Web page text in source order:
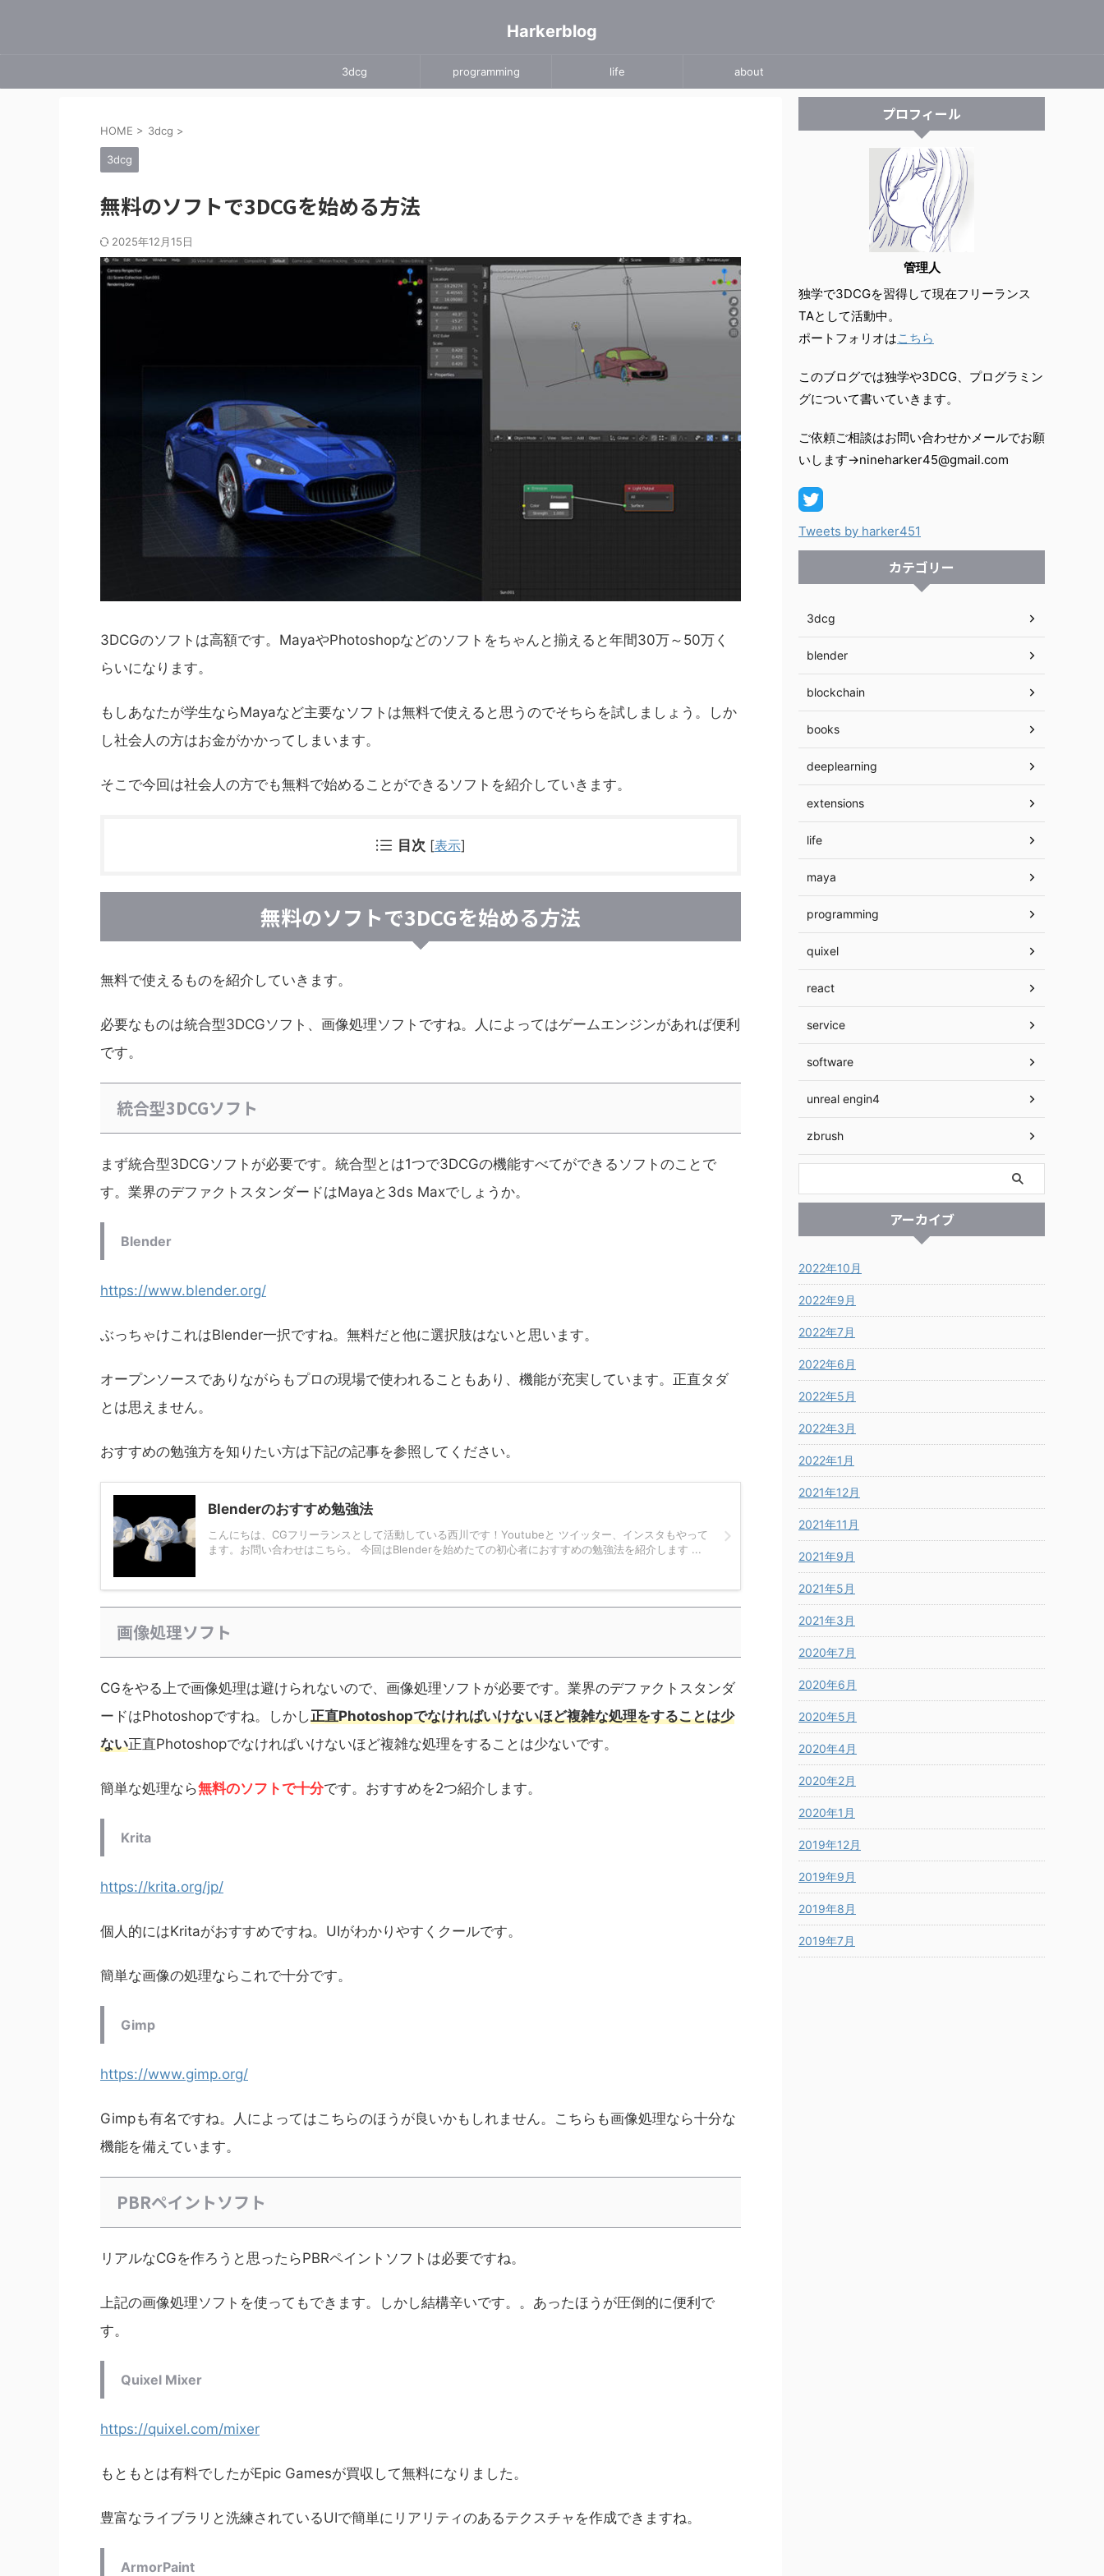
Harkerblog
3dcg programming life about
HOME > 3dcg >
3dcg
無料のソフトで3DCGを始める方法
2025年12月15日
3DCGのソフトは高額です。MayaやPhotoshopなどのソフトをちゃんと揃えると年間30万～50万く
らいになります。
もしあなたが学生ならMayaなど主要なソフトは無料で使えると思うのでそちらを試しましょう。しか
し社会人の方はお金がかかってしまいます。
そこで今回は社会人の方でも無料で始めることができるソフトを紹介していきます。
目次 [表示]
無料のソフトで3DCGを始める方法
無料で使えるものを紹介していきます。
必要なものは統合型3DCGソフト、画像処理ソフトですね。人によってはゲームエンジンがあれば便利
です。
統合型3DCGソフト
まず統合型3DCGソフトが必要です。統合型とは1つで3DCGの機能すべてができるソフトのことで
す。業界のデファクトスタンダードはMayaと3ds Maxでしょうか。
Blender
https://www.blender.org/
ぶっちゃけこれはBlender一択ですね。無料だと他に選択肢はないと思います。
オープンソースでありながらもプロの現場で使われることもあり、機能が充実しています。正直タダ
とは思えません。
おすすめの勉強方を知りたい方は下記の記事を参照してください。
Blenderのおすすめ勉強法
こんにちは、CGフリーランスとして活動している西川です！Youtubeと ツイッター、インスタもやって
ます。お問い合わせはこちら。 今回はBlenderを始めたての初心者におすすめの勉強法を紹介します ...
画像処理ソフト
CGをやる上で画像処理は避けられないので、画像処理ソフトが必要です。業界のデファクトスタンダ
ードはPhotoshopですね。しかし正直Photoshopでなければいけないほど複雑な処理をすることは少
ない正直Photoshopでなければいけないほど複雑な処理をすることは少ないです。
簡単な処理なら無料のソフトで十分です。おすすめを2つ紹介します。
Krita
https://krita.org/jp/
個人的にはKritaがおすすめですね。UIがわかりやすくクールです。
簡単な画像の処理ならこれで十分です。
Gimp
https://www.gimp.org/
Gimpも有名ですね。人によってはこちらのほうが良いかもしれません。こちらも画像処理なら十分な
機能を備えています。
PBRペイントソフト
リアルなCGを作ろうと思ったらPBRペイントソフトは必要ですね。
上記の画像処理ソフトを使ってもできます。しかし結構辛いです。。あったほうが圧倒的に便利で
す。
Quixel Mixer
https://quixel.com/mixer
もともとは有料でしたがEpic Gamesが買収して無料になりました。
豊富なライブラリと洗練されているUIで簡単にリアリティのあるテクスチャを作成できますね。
ArmorPaint
プロフィール
管理人
独学で3DCGを習得して現在フリーランス
TAとして活動中。
ポートフォリオはこちら
このブログでは独学や3DCG、プログラミン
グについて書いていきます。
ご依頼ご相談はお問い合わせかメールでお願
いします→nineharker45@gmail.com
Tweets by harker451
カテゴリー
3dcg
blender
blockchain
books
deeplearning
extensions
life
maya
programming
quixel
react
service
software
unreal engin4
zbrush
アーカイブ
2022年10月
2022年9月
2022年7月
2022年6月
2022年5月
2022年3月
2022年1月
2021年12月
2021年11月
2021年9月
2021年5月
2021年3月
2020年7月
2020年6月
2020年5月
2020年4月
2020年2月
2020年1月
2019年12月
2019年9月
2019年8月
2019年7月